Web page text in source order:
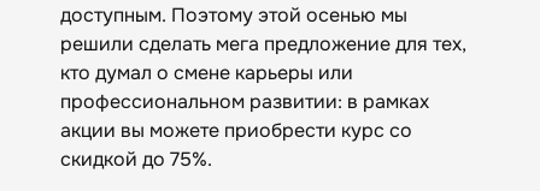
доступным. Поэтому этой осенью мы
решили сделать мега предложение для тех,
кто думал о смене карьеры или
профессиональном развитии: в рамках
акции вы можете приобрести курс со
скидкой до 75%.